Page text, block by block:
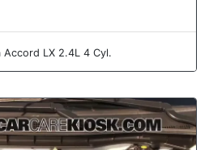
Accord LX 2.4L 4 Cyl.